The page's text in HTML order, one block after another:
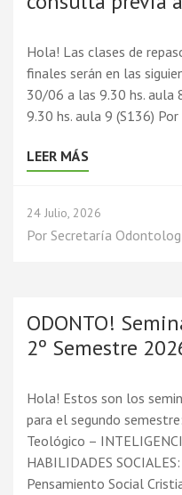
Hola! Las clases de
finales serán en las
30/06 a las 9.30 hs. aula
9.30 hs. aula 9 (S136)
LEER MÁS
24 Julio, 2026
Por Secretaría
ODONTO!
2º Semestre
Hola! Estos son los
para el segundo
Teológico –
HABILIDADES
Pensamiento Social